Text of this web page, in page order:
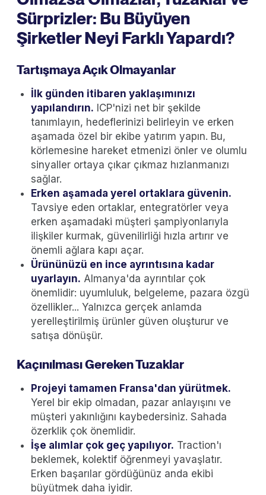
Sürprizler: Bu Büyüyen
Şirketler Neyi Farklı Yapardı?
Tartışmaya Açık Olmayanlar
İlk günden itibaren yaklaşımınızı
yapılandırın. ICP'nizi net bir şekilde
tanımlayın, hedeflerinizi belirleyin ve erken
aşamada özel bir ekibe yatırım yapın. Bu,
körlemesine hareket etmenizi önler ve olumlu
sinyaller ortaya çıkar çıkmaz hızlanmanızı
sağlar.
Erken aşamada yerel ortaklara güvenin.
Tavsiye eden ortaklar, entegratörler veya
erken aşamadaki müşteri şampiyonlarıyla
ilişkiler kurmak, güvenilirliği hızla artırır ve
önemli ağlara kapı açar.
Ürününüzü en ince ayrıntısına kadar
uyarlayın. Almanya'da ayrıntılar çok
önemlidir: uyumluluk, belgeleme, pazara özgü
özellikler... Yalnızca gerçek anlamda
yerelleştirilmiş ürünler güven oluşturur ve
satışa dönüşür.
Kaçınılması Gereken Tuzaklar
Projeyi tamamen Fransa'dan yürütmek.
Yerel bir ekip olmadan, pazar anlayışını ve
müşteri yakınlığını kaybedersiniz. Sahada
özerklik çok önemlidir.
İşe alımlar çok geç yapılıyor. Traction'ı
beklemek, kolektif öğrenmeyi yavaşlatır.
Erken başarılar gördüğünüz anda ekibi
büyütmek daha iyidir.